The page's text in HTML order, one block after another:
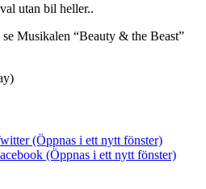
utan bil heller..
Musikalen “Beauty & the Beast”
(Öppnas i ett nytt fönster)
(Öppnas i ett nytt fönster)